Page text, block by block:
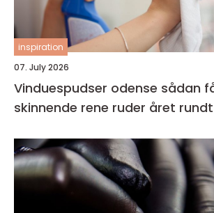
inspiration
07. July 2026
Vinduespudser odense sådan får du
skinnende rene ruder året rundt